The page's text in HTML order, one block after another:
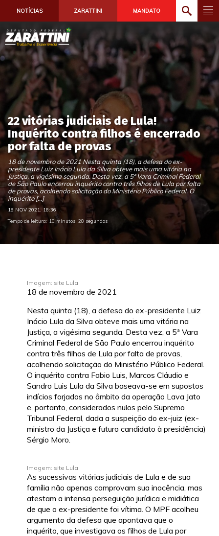
NOTÍCIAS ZARATTINI MANDATO
22 vitórias judiciais de Lula!
Inquérito contra filhos é encerrado
por falta de provas
18 de novembro de 2021 Nesta quinta (18), a defesa do ex-
presidente Luiz Inácio Lula da Silva obteve mais uma vitória na
Justiça, a vigésima segunda. Desta vez, a 5ª Vara Criminal Federal
de São Paulo encerrou inquérito contra três filhos de Lula por falta
de provas, acolhendo solicitação do Ministério Público Federal. O
inquérito […]
18 NOV 2021, 18:36
Tempo de leitura: 10 minutos, 28 segundos
Imagem: site Lula
18 de novembro de 2021
Nesta quinta (18), a defesa do ex-presidente Luiz
Inácio Lula da Silva obteve mais uma vitória na
Justiça, a vigésima segunda. Desta vez, a 5ª Vara
Criminal Federal de São Paulo encerrou inquérito
contra três filhos de Lula por falta de provas,
acolhendo solicitação do Ministério Público Federal.
O inquérito contra Fabio Luis, Marcos Cláudio e
Sandro Luis Lula da Silva baseava-se em supostos
indícios forjados no âmbito da operação Lava Jato
e, portanto, considerados nulos pelo Supremo
Tribunal Federal, dada a suspeição do ex-juiz (ex-
ministro da Justiça e futuro candidato à presidência)
Sérgio Moro.
Imagem: site Lula
As sucessivas vitórias judiciais de Lula e de sua
família não apenas comprovam sua inocência, mas
atestam a intensa perseguição jurídica e midiática
de que o ex-presidente foi vítima. O MPF acolheu
argumento da defesa que apontava que o
inquérito, que investigava os filhos de Lula por